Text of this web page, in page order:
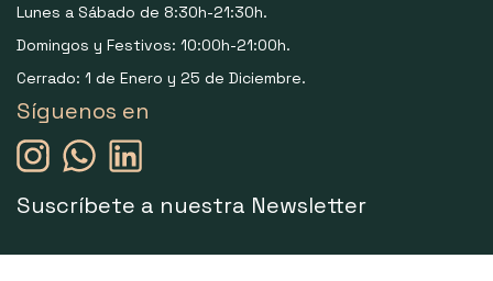
Lunes a Sábado de 8:30h-21:30h.
Domingos y Festivos: 10:00h-21:00h.
Cerrado: 1 de Enero y 25 de Diciembre.
Síguenos en
Suscríbete a nuestra Newsletter